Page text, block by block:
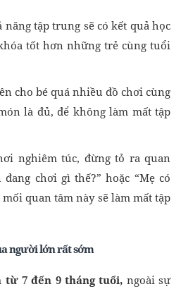
tập trung sẽ có kết quả học
tốt hơn những trẻ cùng tuổi
cho bé quá nhiều đồ chơi cùng
là đủ, để không làm mất tập
nghiêm túc, đừng tỏ ra quan
chơi gì thế?” hoặc “Mẹ có
quan tâm này sẽ làm mất tập
người lớn rất sớm
từ 7 đến 9 tháng tuổi, ngoài sự